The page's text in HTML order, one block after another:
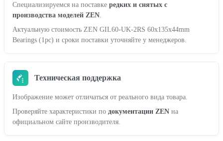
Специализируемся на поставке редких и снятых с
производства моделей ZEN
Актуальную стоимость ZEN GIL60-UK-2RS 60x135x44mm
Bearings (1pc) и сроки поставки уточняйте у менеджеров.
Техническая поддержка
Изображение может отличаться от реального вида товара.
Проверяйте характеристики по документации ZEN на
официальном сайте производителя.